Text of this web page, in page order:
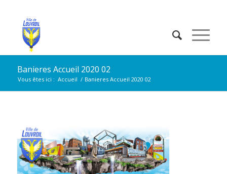
Banieres Accueil 2020 02
Vous êtes ici : Accueil / Banieres Accueil 2020 02